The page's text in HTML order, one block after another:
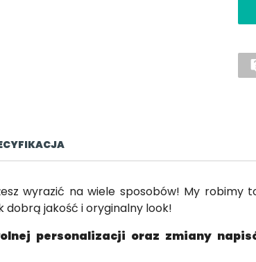
wyrazić na wiele sposobów! My
dobrą jakość i oryginalny look!
personalizacji oraz zmiany